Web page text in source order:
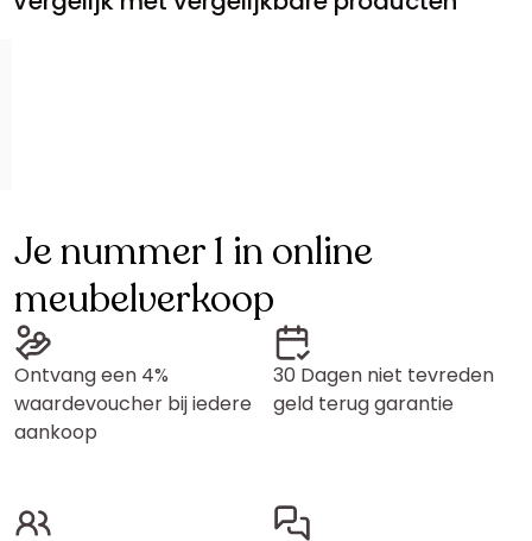
Je nummer 1 in online
meubelverkoop
Ontvang een 4%
waardevoucher bij iedere
aankoop
30 Dagen niet tevreden
geld terug garantie